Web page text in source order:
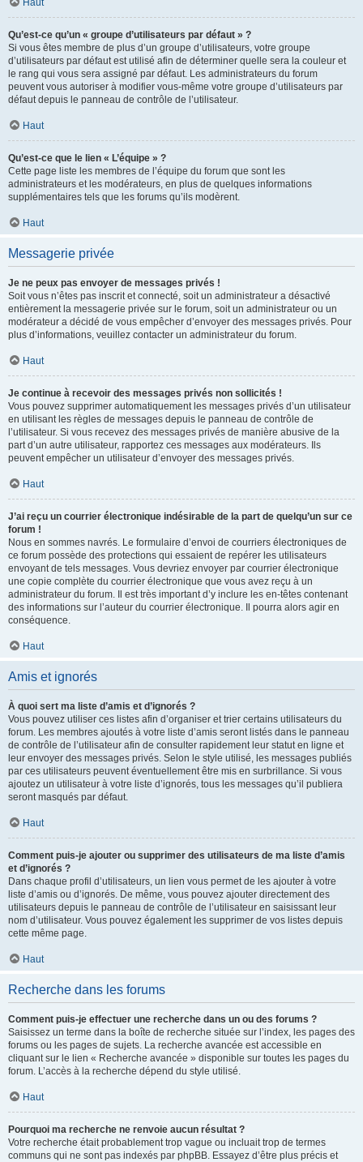
Haut
Qu’est-ce qu’un « groupe d’utilisateurs par défaut » ?
Si vous êtes membre de plus d’un groupe d’utilisateurs, votre groupe
d’utilisateurs par défaut est utilisé afin de déterminer quelle sera la couleur et
le rang qui vous sera assigné par défaut. Les administrateurs du forum
peuvent vous autoriser à modifier vous-même votre groupe d’utilisateurs par
défaut depuis le panneau de contrôle de l’utilisateur.
Haut
Qu’est-ce que le lien « L’équipe » ?
Cette page liste les membres de l’équipe du forum que sont les
administrateurs et les modérateurs, en plus de quelques informations
supplémentaires tels que les forums qu’ils modèrent.
Haut
Messagerie privée
Je ne peux pas envoyer de messages privés !
Soit vous n’êtes pas inscrit et connecté, soit un administrateur a désactivé
entièrement la messagerie privée sur le forum, soit un administrateur ou un
modérateur a décidé de vous empêcher d’envoyer des messages privés. Pour
plus d’informations, veuillez contacter un administrateur du forum.
Haut
Je continue à recevoir des messages privés non sollicités !
Vous pouvez supprimer automatiquement les messages privés d’un utilisateur
en utilisant les règles de messages depuis le panneau de contrôle de
l’utilisateur. Si vous recevez des messages privés de manière abusive de la
part d’un autre utilisateur, rapportez ces messages aux modérateurs. Ils
peuvent empêcher un utilisateur d’envoyer des messages privés.
Haut
J’ai reçu un courrier électronique indésirable de la part de quelqu’un sur ce
forum !
Nous en sommes navrés. Le formulaire d’envoi de courriers électroniques de
ce forum possède des protections qui essaient de repérer les utilisateurs
envoyant de tels messages. Vous devriez envoyer par courrier électronique
une copie complète du courrier électronique que vous avez reçu à un
administrateur du forum. Il est très important d’y inclure les en-têtes contenant
des informations sur l’auteur du courrier électronique. Il pourra alors agir en
conséquence.
Haut
Amis et ignorés
À quoi sert ma liste d’amis et d’ignorés ?
Vous pouvez utiliser ces listes afin d’organiser et trier certains utilisateurs du
forum. Les membres ajoutés à votre liste d’amis seront listés dans le panneau
de contrôle de l’utilisateur afin de consulter rapidement leur statut en ligne et
leur envoyer des messages privés. Selon le style utilisé, les messages publiés
par ces utilisateurs peuvent éventuellement être mis en surbrillance. Si vous
ajoutez un utilisateur à votre liste d’ignorés, tous les messages qu’il publiera
seront masqués par défaut.
Haut
Comment puis-je ajouter ou supprimer des utilisateurs de ma liste d’amis
et d’ignorés ?
Dans chaque profil d’utilisateurs, un lien vous permet de les ajouter à votre
liste d’amis ou d’ignorés. De même, vous pouvez ajouter directement des
utilisateurs depuis le panneau de contrôle de l’utilisateur en saisissant leur
nom d’utilisateur. Vous pouvez également les supprimer de vos listes depuis
cette même page.
Haut
Recherche dans les forums
Comment puis-je effectuer une recherche dans un ou des forums ?
Saisissez un terme dans la boîte de recherche située sur l’index, les pages des
forums ou les pages de sujets. La recherche avancée est accessible en
cliquant sur le lien « Recherche avancée » disponible sur toutes les pages du
forum. L’accès à la recherche dépend du style utilisé.
Haut
Pourquoi ma recherche ne renvoie aucun résultat ?
Votre recherche était probablement trop vague ou incluait trop de termes
communs qui ne sont pas indexés par phpBB. Essayez d’être plus précis et